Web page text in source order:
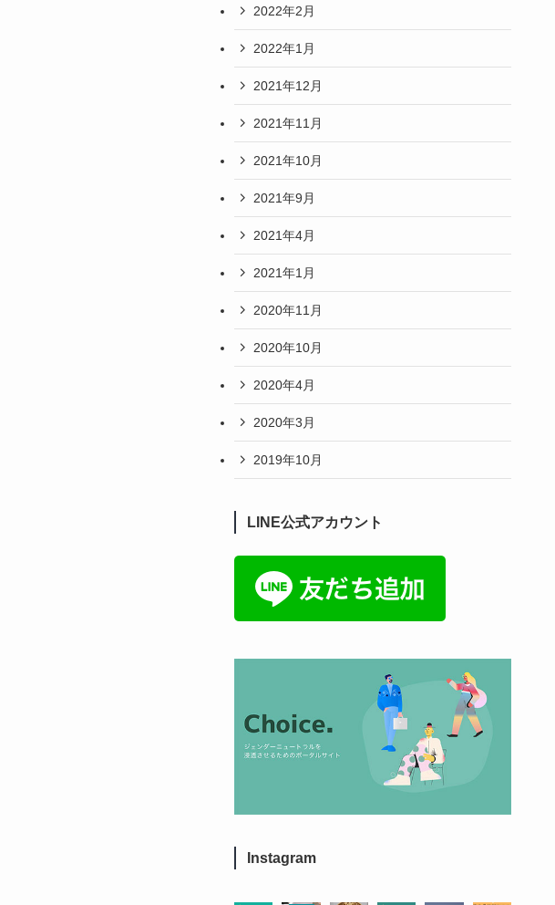
2022年2月
2022年1月
2021年12月
2021年11月
2021年10月
2021年9月
2021年4月
2021年1月
2020年11月
2020年10月
2020年4月
2020年3月
2019年10月
LINE公式アカウント
Instagram